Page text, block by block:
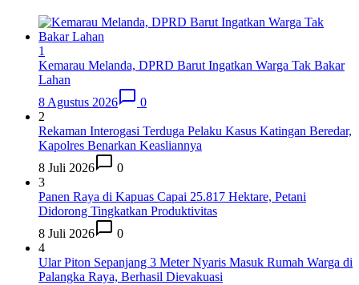
1
Kemarau Melanda, DPRD Barut Ingatkan Warga Tak Bakar
Lahan
8 Agustus 2026
0
2
Rekaman Interogasi Terduga Pelaku Kasus Katingan Beredar,
Kapolres Benarkan Keasliannya
8 Juli 2026
0
3
Panen Raya di Kapuas Capai 25.817 Hektare, Petani
Didorong Tingkatkan Produktivitas
8 Juli 2026
0
4
Ular Piton Sepanjang 3 Meter Nyaris Masuk Rumah Warga di
Palangka Raya, Berhasil Dievakuasi